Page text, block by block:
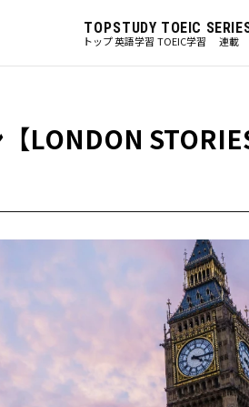
TOP
トップ
STUDY
英語学習
TOEIC
TOEIC学習 連載
LONDON